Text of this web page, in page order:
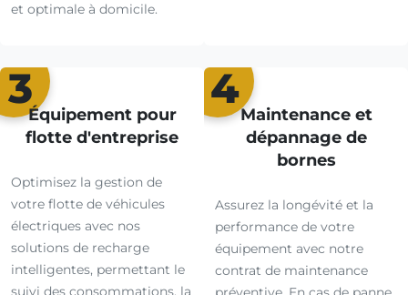
et optimale à domicile.
3
Équipement pour
flotte d'entreprise
Optimisez la gestion de
votre flotte de véhicules
électriques avec nos
solutions de recharge
intelligentes, permettant le
suivi des consommations, la
4
Maintenance et
dépannage de
bornes
Assurez la longévité et la
performance de votre
équipement avec notre
contrat de maintenance